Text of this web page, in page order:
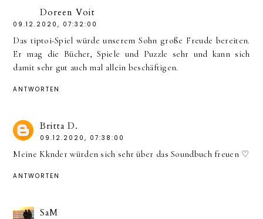
Doreen Voit
09.12.2020, 07:32:00
Das tiptoi-Spiel würde unserem Sohn große Freude bereiten.
Er mag die Bücher, Spiele und Puzzle sehr und kann sich
damit sehr gut auch mal allein beschäftigen.
ANTWORTEN
Britta D.
09.12.2020, 07:38:00
Meine Kknder würden sich sehr über das Soundbuch freuen ♡
ANTWORTEN
SaM